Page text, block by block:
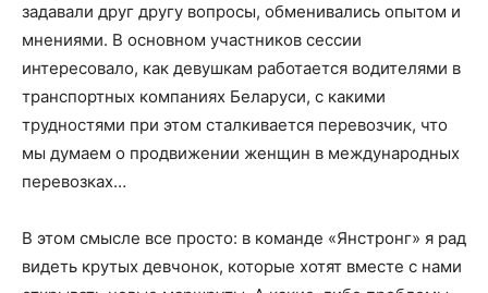
задавали друг другу вопросы, обменивались опытом и
мнениями. В основном участников сессии
интересовало, как девушкам работается водителями в
транспортных компаниях Беларуси, с какими
трудностями при этом сталкивается перевозчик, что
мы думаем о продвижении женщин в международных
перевозках…
В этом смысле все просто: в команде «Янстронг» я рад
видеть крутых девчонок, которые хотят вместе с нами